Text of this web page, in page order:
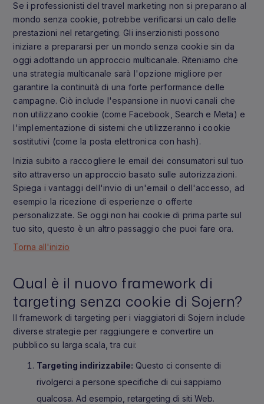
Se i professionisti del travel marketing non si preparano al
mondo senza cookie, potrebbe verificarsi un calo delle
prestazioni nel retargeting. Gli inserzionisti possono
iniziare a prepararsi per un mondo senza cookie sin da
oggi adottando un approccio multicanale. Riteniamo che
una strategia multicanale sarà l'opzione migliore per
garantire la continuità di una forte performance delle
campagne. Ciò include l'espansione in nuovi canali che
non utilizzano cookie (come Facebook, Search e Meta) e
l'implementazione di sistemi che utilizzeranno i cookie
sostitutivi (come la posta elettronica con hash).
Inizia subito a raccogliere le email dei consumatori sul tuo
sito attraverso un approccio basato sulle autorizzazioni.
Spiega i vantaggi dell'invio di un'email o dell'accesso, ad
esempio la ricezione di esperienze o offerte
personalizzate. Se oggi non hai cookie di prima parte sul
tuo sito, questo è un altro passaggio che puoi fare ora.
Torna all'inizio
Qual è il nuovo framework di
targeting senza cookie di Sojern?
Il framework di targeting per i viaggiatori di Sojern include
diverse strategie per raggiungere e convertire un
pubblico su larga scala, tra cui:
Targeting indirizzabile: Questo ci consente di
rivolgerci a persone specifiche di cui sappiamo
qualcosa. Ad esempio, retargeting di siti Web.